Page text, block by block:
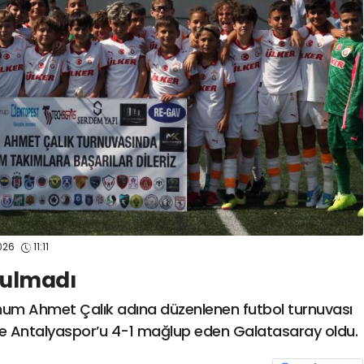
spor41
#
spor41
#kocaelispor
11:11
Ahmet Çalık adına düzenlenen futbol turnuvası
Antalyaspor’u 4-1 mağlup eden Galatasaray oldu.